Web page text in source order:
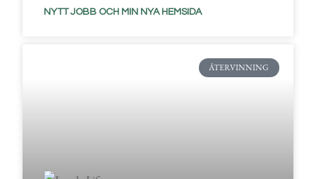
NYTT JOBB OCH MIN NYA HEMSIDA
ÅTERVINNING